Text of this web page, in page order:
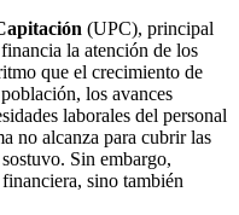
(UPC), principal
la atención de los
que el crecimiento de
los avances
laborales del personal
no alcanza para cubrir las
Sin embargo,
sino también